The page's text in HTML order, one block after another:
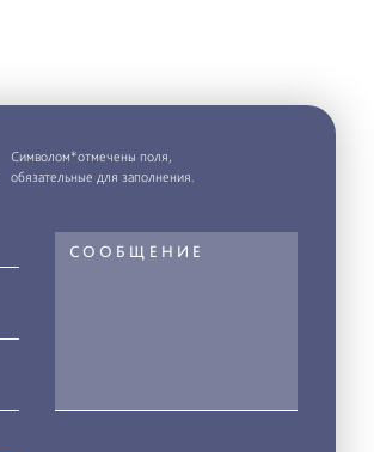
Символом*отмечены поля,
обязательные для заполнения.